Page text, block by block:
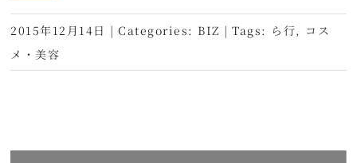
2015年12月14日 | Categories: BIZ | Tags: ら行, コス
メ・美容